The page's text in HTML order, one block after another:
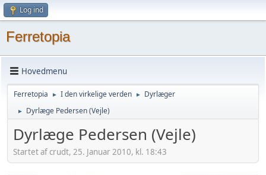
Log ind
Ferretopia
Hovedmenu
Ferretopia ► I den virkelige verden ► Dyrlæger
► Dyrlæge Pedersen (Vejle)
Dyrlæge Pedersen (Vejle)
Startet af crudt, 25. Januar 2010, kl. 18:43